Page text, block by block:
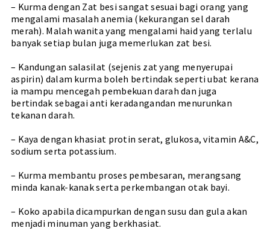
– Kurma dengan Zat besi sangat sesuai bagi orang yang
mengalami masalah anemia (kekurangan sel darah
merah). Malah wanita yang mengalami haid yang terlalu
banyak setiap bulan juga memerlukan zat besi.
– Kandungan salasilat (sejenis zat yang menyerupai
aspirin) dalam kurma boleh bertindak seperti ubat kerana
ia mampu mencegah pembekuan darah dan juga
bertindak sebagai anti keradangandan menurunkan
tekanan darah.
– Kaya dengan khasiat protin serat, glukosa, vitamin A&C,
sodium serta potassium.
– Kurma membantu proses pembesaran, merangsang
minda kanak-kanak serta perkembangan otak bayi.
– Koko apabila dicampurkan dengan susu dan gula akan
menjadi minuman yang berkhasiat.